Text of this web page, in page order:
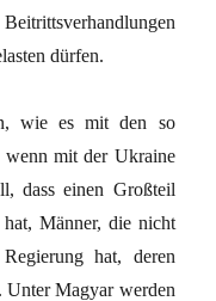
dürfen.
wie es mit den so
wenn mit der Ukraine
dass einen Großteil
Männer, die nicht
hat, deren
Unter Magyar werden